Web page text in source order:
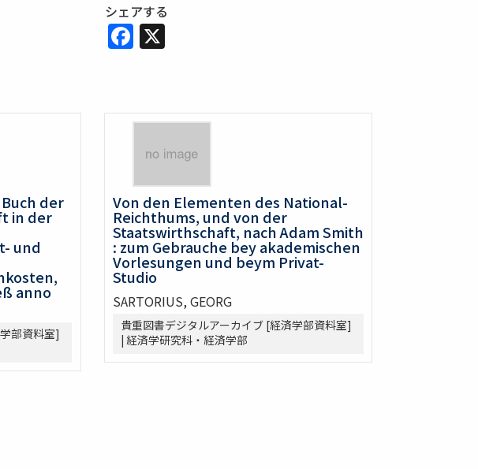
シェアする
Facebook
X
der
in der
und
anno
部資料室]
Von den Elementen des National-
Reichthums, und von der
Staatswirthschaft, nach Adam Smith
: zum Gebrauche bey akademischen
Vorlesungen und beym Privat-
Studio
SARTORIUS, GEORG
貴重図書デジタルアーカイブ [経済学部資料室]
| 経済学研究科・経済学部